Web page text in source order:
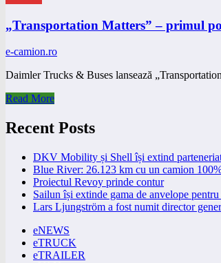
„Transportation Matters” – primul
e-camion.ro
Daimler Trucks & Buses lansează
Read More
Recent Posts
DKV Mobility și Shell își extind
Blue River: 26.123 km cu un camion
Proiectul Revoy prinde contur
Sailun își extinde gama de anvelope
Lars Ljungström a fost numit director
eNEWS
eTRUCK
eTRAILER